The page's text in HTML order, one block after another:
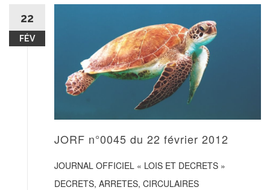
22
FÉV
JORF n°0045 du 22 février 2012
JOURNAL OFFICIEL « LOIS ET DECRETS »
DECRETS, ARRETES, CIRCULAIRES